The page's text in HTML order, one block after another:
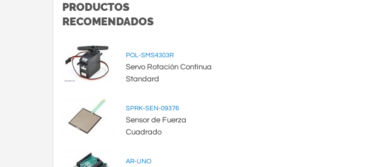
PRODUCTOS
RECOMENDADOS
POL-SMS4303R
Servo Rotación Continua
Standard
SPRK-SEN-09376
Sensor de Fuerza
Cuadrado
AR-UNO